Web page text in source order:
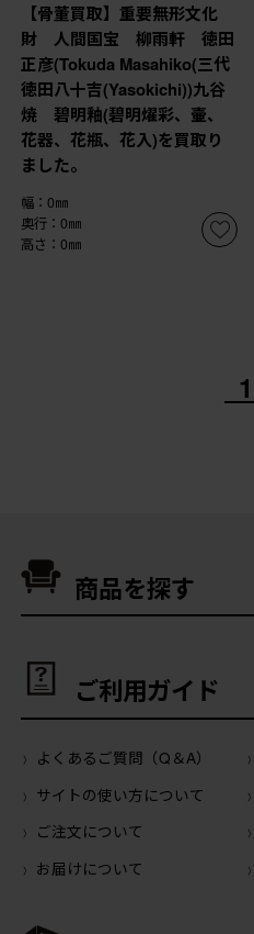
【骨董買取】重要無形文化
財 人間国宝 柳雨軒 徳田
正彦(Tokuda Masahiko(三代
徳田八十吉(Yasokichi))九谷
焼 碧明釉(碧明燿彩、壷、
花器、花瓶、花入)を買取り
ました。
幅：0㎜
奥行：0㎜
高さ：0㎜
1
商品を探す
ご利用ガイド
よくあるご質問（Q＆A）
サイトの使い方について
ご注文について
お届けについて